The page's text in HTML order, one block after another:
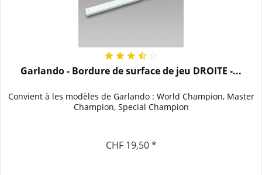
Garlando - Bordure de surface de jeu DROITE -...
Convient à les modèles de Garlando : World Champion, Master
Champion, Special Champion
CHF 19,50 *